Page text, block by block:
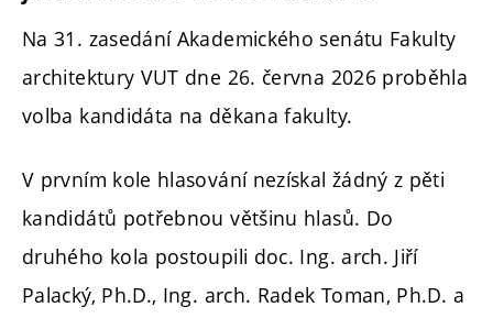
Na 31. zasedání Akademického senátu Fakulty
architektury VUT dne 26. června 2026 proběhla
volba kandidáta na děkana fakulty.
V prvním kole hlasování nezískal žádný z pěti
kandidátů potřebnou většinu hlasů. Do
druhého kola postoupili doc. Ing. arch. Jiří
Palacký, Ph.D., Ing. arch. Radek Toman, Ph.D. a